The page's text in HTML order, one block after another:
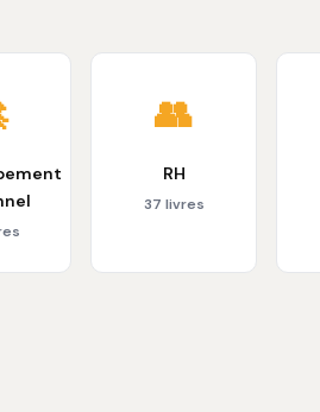
👥
RH
37 livres